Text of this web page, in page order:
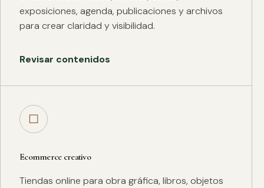
exposiciones, agenda, publicaciones y archivos
para crear claridad y visibilidad.
Revisar contenidos
□
Ecommerce creativo
Tiendas online para obra gráfica, libros, objetos